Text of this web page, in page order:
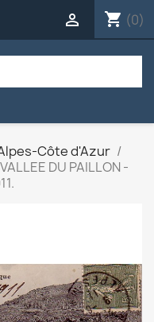
shopping_cart (0)

Côte d'Azur
DU PAILLON -